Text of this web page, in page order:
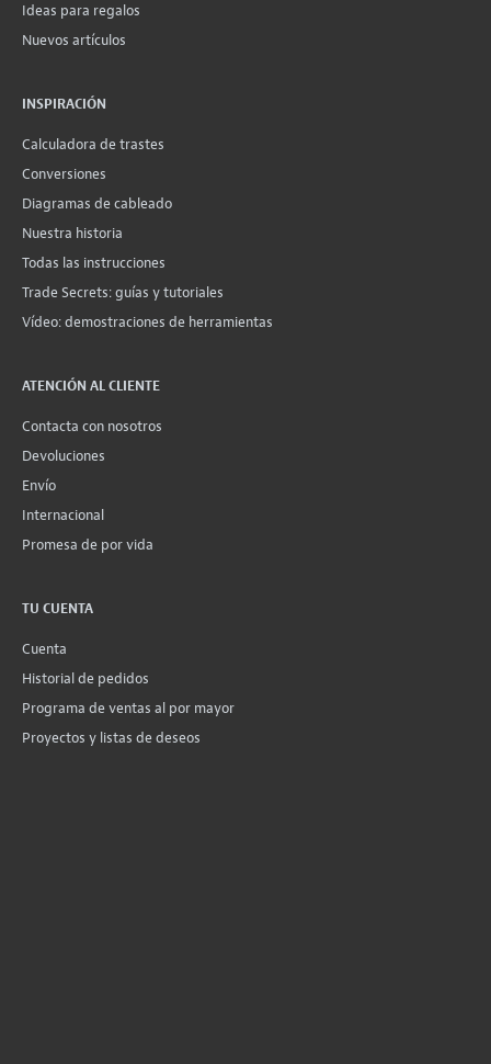
Ideas para regalos
Nuevos artículos
INSPIRACIÓN
Calculadora de trastes
Conversiones
Diagramas de cableado
Nuestra historia
Todas las instrucciones
Trade Secrets: guías y tutoriales
Vídeo: demostraciones de herramientas
ATENCIÓN AL CLIENTE
Contacta con nosotros
Devoluciones
Envío
Internacional
Promesa de por vida
TU CUENTA
Cuenta
Historial de pedidos
Programa de ventas al por mayor
Proyectos y listas de deseos